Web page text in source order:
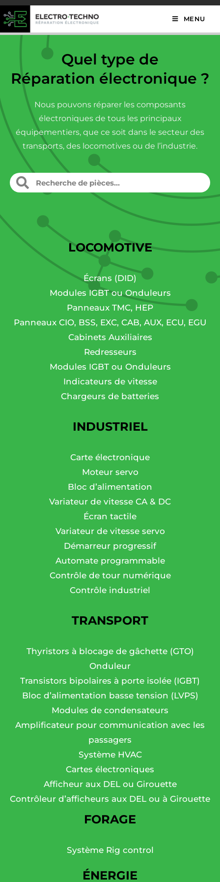
MENU
Quel type de
Réparation électronique ?
Nous pouvons réparer les composants
électroniques de tous les principaux
équipementiers, que ce soit dans le secteur des
transports, des locomotives ou de l’industrie.
LOCOMOTIVE
Écrans (DID)
Modules IGBT ou Onduleurs
Panneaux TMC, HEP
Panneaux CIO, BSS, EXC, CAB, AUX, ECU, EGU
Cabinets Auxiliaires
Redresseurs
Modules IGBT ou Onduleurs
Indicateurs de vitesse
Chargeurs de batteries
INDUSTRIEL
Carte électronique
Moteur servo
Bloc d’alimentation
Variateur de vitesse CA & DC
Écran tactile
Variateur de vitesse servo
Démarreur progressif
Automate programmable
Contrôle de tour numérique
Contrôle industriel
TRANSPORT
Thyristors à blocage de gâchette (GTO)
Onduleur
Transistors bipolaires à porte isolée (IGBT)
Bloc d’alimentation basse tension (LVPS)
Modules de condensateurs
Amplificateur pour communication avec les
passagers
Système HVAC
Cartes électroniques
Afficheur aux DEL ou Girouette
Contrôleur d’afficheurs aux DEL ou à Girouette
FORAGE
Système Rig control
ÉNERGIE